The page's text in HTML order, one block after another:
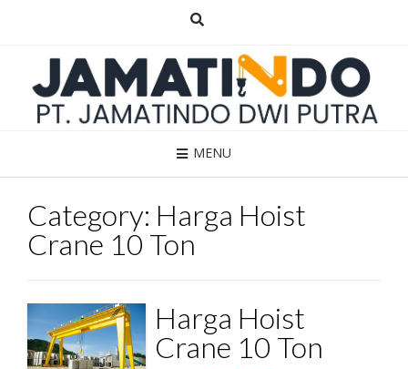
MENU
Category: Harga Hoist
Crane 10 Ton
Harga Hoist
Crane 10 Ton